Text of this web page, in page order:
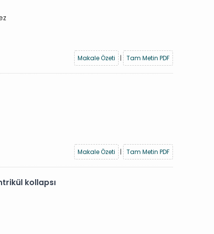
Makale Özeti
| Tam Metin PDF
Makale Özeti
| Tam Metin PDF
kollapsı